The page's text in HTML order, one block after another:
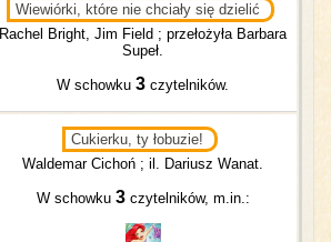
Wiewiórki, które nie chciały się dzielić
Rachel Bright, Jim Field ; przełożyła Barbara
Supeł.
W schowku 3 czytelników.
Cukierku, ty łobuzie!
Waldemar Cichoń ; il. Dariusz Wanat.
W schowku 3czytelników, m.in.: